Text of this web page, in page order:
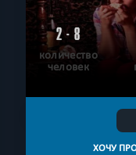
2 - 8
количество
человек
ХОЧУ